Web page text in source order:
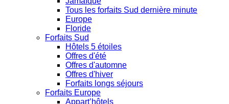
Tous les forfaits Sud dernière minute
Europe
Floride
Forfaits Sud
Hôtels 5 étoiles
Offres d'été
Offres d'automne
Offres d'hiver
Forfaits longs séjours
Forfaits Europe
Appart’hôtels